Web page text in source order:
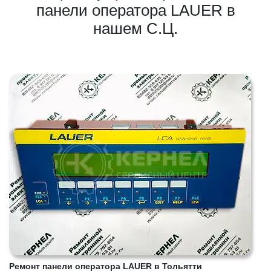
панели оператора LAUER в
нашем С.Ц.
Ремонт панели оператора LAUER в Тольятти